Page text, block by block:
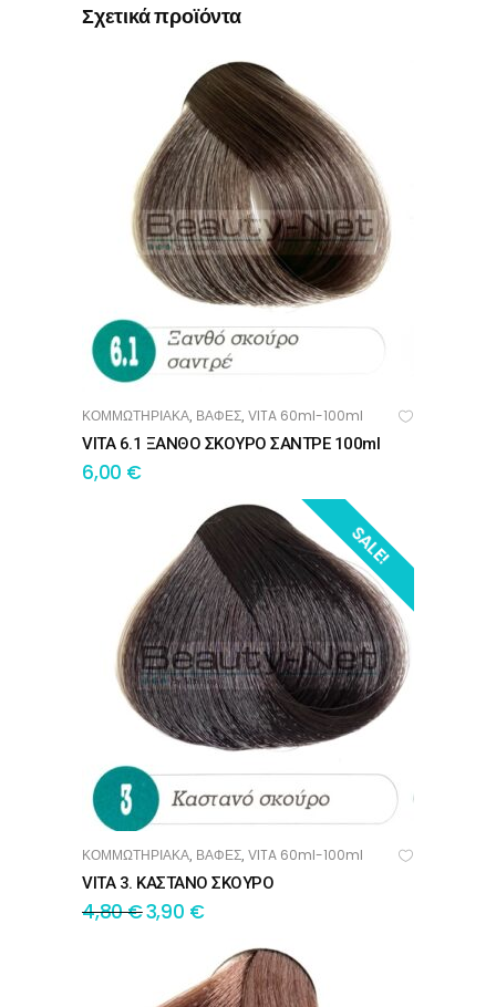
Σχετικά προϊόντα
ΠΡΟΣΘΉΚΗ ΣΤΟ ΚΑΛΆΘΙ
ΚΟΜΜΩΤΗΡΙΑΚΑ, ΒΑΦΕΣ, VITA 60ml-100ml
VITA 6.1 ΞΑΝΘΟ ΣΚΟΥΡΟ ΣΑΝΤΡΕ 100ml
6,00 €
SALE!
ΠΡΟΣΘΉΚΗ ΣΤΟ ΚΑΛΆΘΙ
ΚΟΜΜΩΤΗΡΙΑΚΑ, ΒΑΦΕΣ, VITA 60ml-100ml
VITA 3. ΚΑΣΤΑΝΟ ΣΚΟΥΡΟ
4,80€3,90 €